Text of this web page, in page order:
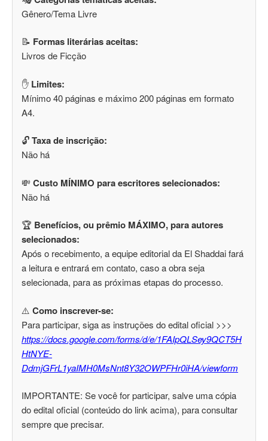
Gênero/Tema Livre
📝 Formas literárias aceitas:
Livros de Ficção
✋ Limites:
Mínimo 40 páginas e máximo 200 páginas em formato
A4.
🔓Taxa de inscrição:
Não há
💸 Custo MÍNIMO para escritores selecionados:
Não há
🏆 Benefícios, ou prêmio MÁXIMO, para autores
selecionados:
Após o recebimento, a equipe editorial da El Shaddai fará
a leitura e entrará em contato, caso a obra seja
selecionada, para as próximas etapas do processo.
⚠️ Como inscrever-se:
Para participar, siga as instruções do edital oficial >>>
https://docs.google.com/forms/d/e/1FAIpQLSey9QCT5H
HtNYE-
DdmjGFrL1yaIMH0MsNnt8Y32OWPFHr0iHA/viewform
IMPORTANTE: Se você for participar, salve uma cópia
do edital oficial (conteúdo do link acima), para consultar
sempre que precisar.